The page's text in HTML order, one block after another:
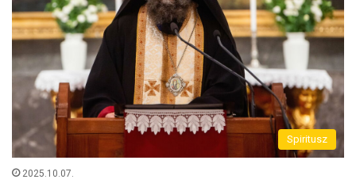
Spiritusz
2025.10.07.